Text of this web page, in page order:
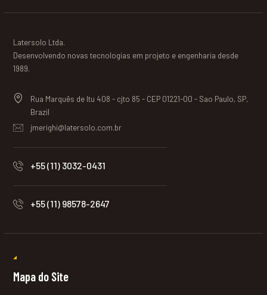
Latersolo Ltda.
Desenvolvendo novas tecnologias em projeto e engenharia desde
1989.
Rua Marquês de Itu 408 - cjto 85 - CEP 01221-00 - Sao Paulo, SP,
Brazil
jmerighi@latersolo.com.br
+55 (11) 3032-0431
+55 (11) 98578-2647
Mapa do Site